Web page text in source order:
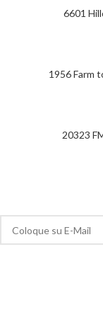
6601
1956 Farm
20323